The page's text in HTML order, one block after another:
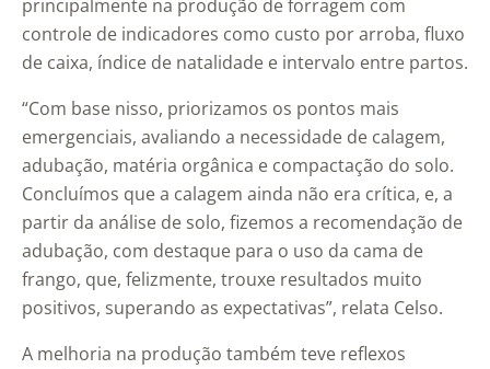
principalmente na produção de forragem com
controle de indicadores como custo por arroba, fluxo
de caixa, índice de natalidade e intervalo entre partos.
“Com base nisso, priorizamos os pontos mais
emergenciais, avaliando a necessidade de calagem,
adubação, matéria orgânica e compactação do solo.
Concluímos que a calagem ainda não era crítica, e, a
partir da análise de solo, fizemos a recomendação de
adubação, com destaque para o uso da cama de
frango, que, felizmente, trouxe resultados muito
positivos, superando as expectativas”, relata Celso.
A melhoria na produção também teve reflexos